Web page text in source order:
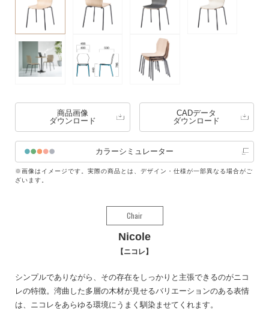
商品画像
ダウンロード
CADデータ
ダウンロード
カラーシミュレーター
※画像はイメージです。実際の商品とは、デザイン・仕様が一部異なる場合がご
ざいます。
Chair
Nicole
ニコレ
シンプルでありながら、その存在をしっかりと主張できるのがニコ
レの特徴。湾曲した多層の木材が見せるバリエーションのある表情
は、ニコレをあらゆる環境にうまく馴染ませてくれます。